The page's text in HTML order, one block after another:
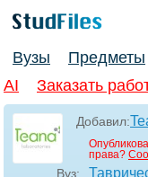
Вузы Предметы
AI
Заказать
Добавил:
права?
Вуз: